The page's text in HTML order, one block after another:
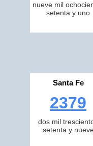
nueve mil
setenta y uno
Santa Fe
2379
dos mil
setenta y